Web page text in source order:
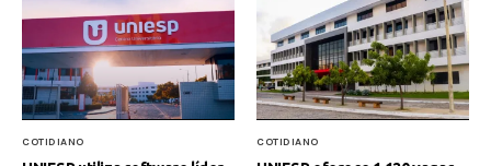
COTIDIANO COTIDIANO